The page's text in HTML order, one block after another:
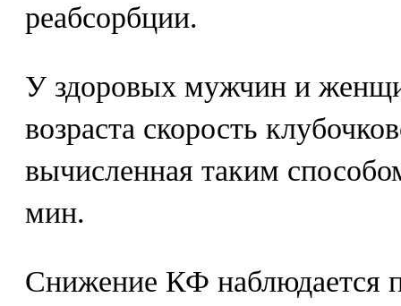
реабсорбции.
У здоровых мужчин и
возраста скорость
вычисленная таким
мин.
Снижение КФ наблюдается